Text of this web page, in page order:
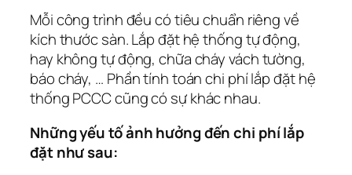
Mỗi công trình đều có tiêu chuẩn riêng về
kích thước sàn. Lắp đặt hệ thống tự động,
hay không tự động, chữa cháy vách tường,
báo cháy, … Phần tính toán chi phí lắp đặt hệ
thống PCCC cũng có sự khác nhau.
Những yếu tố ảnh hưởng đến chi phí lắp
đặt như sau: